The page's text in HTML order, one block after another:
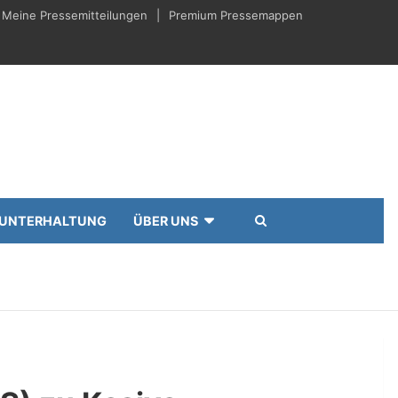
Meine Pressemitteilungen Premium Pressemappen
UNTERHALTUNG ÜBER UNS